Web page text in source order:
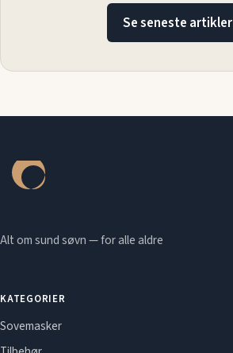
Se seneste artikler
Alt om sund søvn — for alle aldre
KATEGORIER
Sovemasker